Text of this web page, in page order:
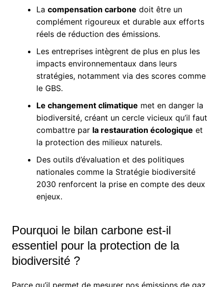
La compensation carbone doit être un
complément rigoureux et durable aux efforts
réels de réduction des émissions.
Les entreprises intègrent de plus en plus les
impacts environnementaux dans leurs
stratégies, notamment via des scores comme
le GBS.
Le changement climatique met en danger la
biodiversité, créant un cercle vicieux qu’il faut
combattre par la restauration écologique et
la protection des milieux naturels.
Des outils d’évaluation et des politiques
nationales comme la Stratégie biodiversité
2030 renforcent la prise en compte des deux
enjeux.
Pourquoi le bilan carbone est-il
essentiel pour la protection de la
biodiversité ?
Parce qu’il permet de mesurer nos émissions de gaz